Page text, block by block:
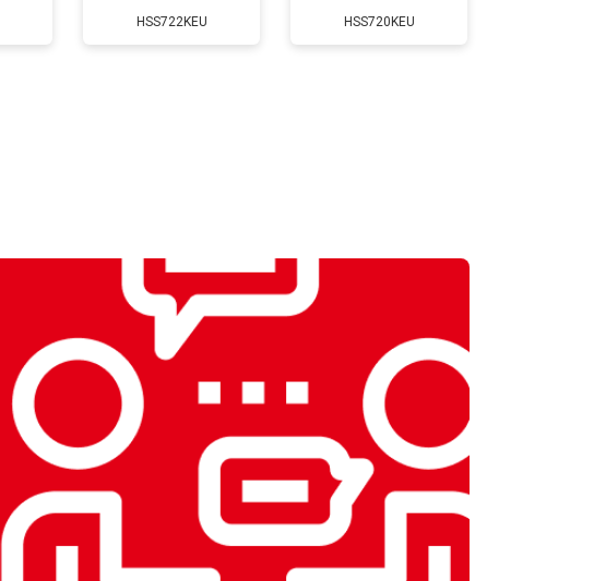
HSS722KEU HSS720KEU